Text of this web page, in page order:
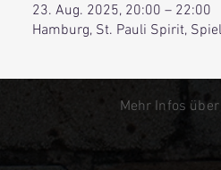
23. Aug. 2025, 20:00 – 22:00
Hamburg, St. Pauli Spirit,
Mehr Infos